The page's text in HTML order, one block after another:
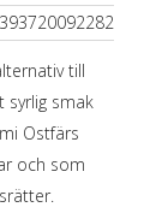
till
syrlig smak
Ostfärs
och som